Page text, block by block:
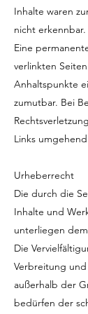
Inhalte waren
nicht erkennbar.
Eine
verlinkten
Anhaltspunkte
zumutbar. Bei
Links
Urheberrecht
Die durch die
Inhalte und
unterliegen
Die
Verbreitung
außerhalb der
bedürfen der